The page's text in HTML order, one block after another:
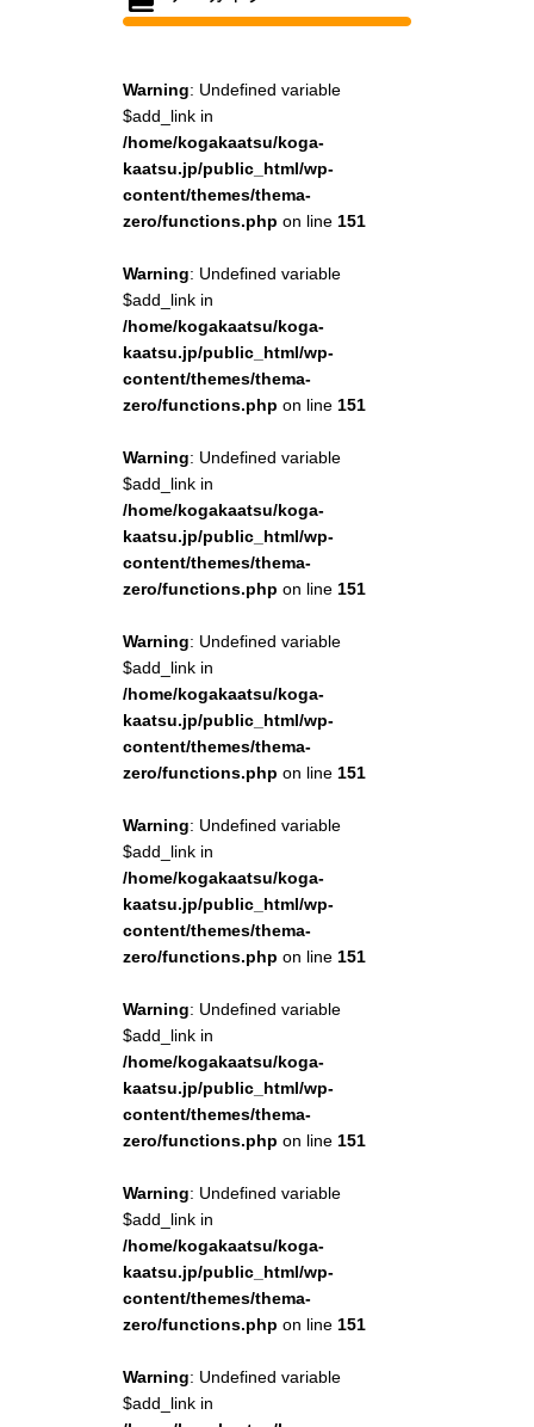
Warning: Undefined variable
$add_link in
/home/kogakaatsu/koga-
kaatsu.jp/public_html/wp-
content/themes/thema-
zero/functions.php on line 151
Warning: Undefined variable
$add_link in
/home/kogakaatsu/koga-
kaatsu.jp/public_html/wp-
content/themes/thema-
zero/functions.php on line 151
Warning: Undefined variable
$add_link in
/home/kogakaatsu/koga-
kaatsu.jp/public_html/wp-
content/themes/thema-
zero/functions.php on line 151
Warning: Undefined variable
$add_link in
/home/kogakaatsu/koga-
kaatsu.jp/public_html/wp-
content/themes/thema-
zero/functions.php on line 151
Warning: Undefined variable
$add_link in
/home/kogakaatsu/koga-
kaatsu.jp/public_html/wp-
content/themes/thema-
zero/functions.php on line 151
Warning: Undefined variable
$add_link in
/home/kogakaatsu/koga-
kaatsu.jp/public_html/wp-
content/themes/thema-
zero/functions.php on line 151
Warning: Undefined variable
$add_link in
/home/kogakaatsu/koga-
kaatsu.jp/public_html/wp-
content/themes/thema-
zero/functions.php on line 151
Warning: Undefined variable
$add_link in